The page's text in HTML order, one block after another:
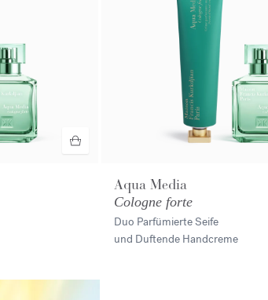
Aqua Media
Cologne forte
Duo Parfümierte Seife
und Duftende Handcreme